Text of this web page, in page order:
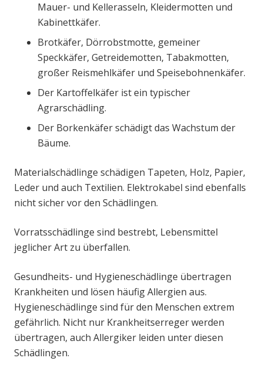
Mauer- und Kellerasseln, Kleidermotten und
Kabinettkäfer.
Brotkäfer, Dörrobstmotte, gemeiner
Speckkäfer, Getreidemotten, Tabakmotten,
großer Reismehlkäfer und Speisebohnenkäfer.
Der Kartoffelkäfer ist ein typischer
Agrarschädling.
Der Borkenkäfer schädigt das Wachstum der
Bäume.
Materialschädlinge schädigen Tapeten, Holz, Papier,
Leder und auch Textilien. Elektrokabel sind ebenfalls
nicht sicher vor den Schädlingen.
Vorratsschädlinge sind bestrebt, Lebensmittel
jeglicher Art zu überfallen.
Gesundheits- und Hygieneschädlinge übertragen
Krankheiten und lösen häufig Allergien aus.
Hygieneschädlinge sind für den Menschen extrem
gefährlich. Nicht nur Krankheitserreger werden
übertragen, auch Allergiker leiden unter diesen
Schädlingen.